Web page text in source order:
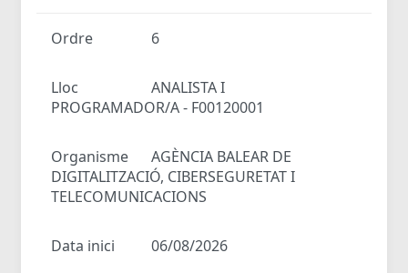
Ordre 6
Lloc
ANALISTA I
PROGRAMADOR/A - F00120001
Organisme
AGÈNCIA BALEAR DE
DIGITALITZACIÓ, CIBERSEGURETAT I
TELECOMUNICACIONS
Data inici 06/08/2026